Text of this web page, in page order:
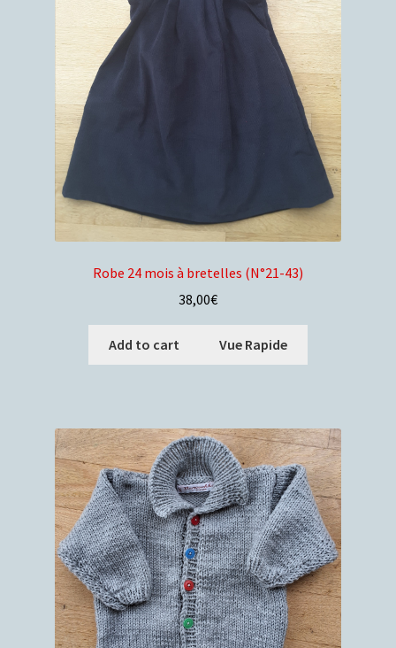
Robe 24 mois à bretelles (N°21-43)
38,00€
Add to cart Vue Rapide